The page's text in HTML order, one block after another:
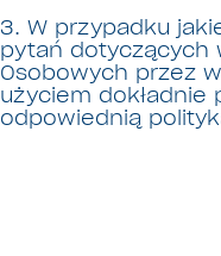
3. W przypadku
pytań dotyczących
Osobowych przez
użyciem dokładnie
odpowiednią